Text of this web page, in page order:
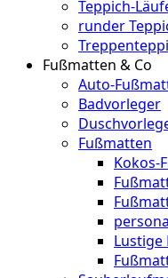
Teppich-
runder
Fußmatten & Co
Auto-
Badvorleger
Fußmatten
Kokos-
Lustige